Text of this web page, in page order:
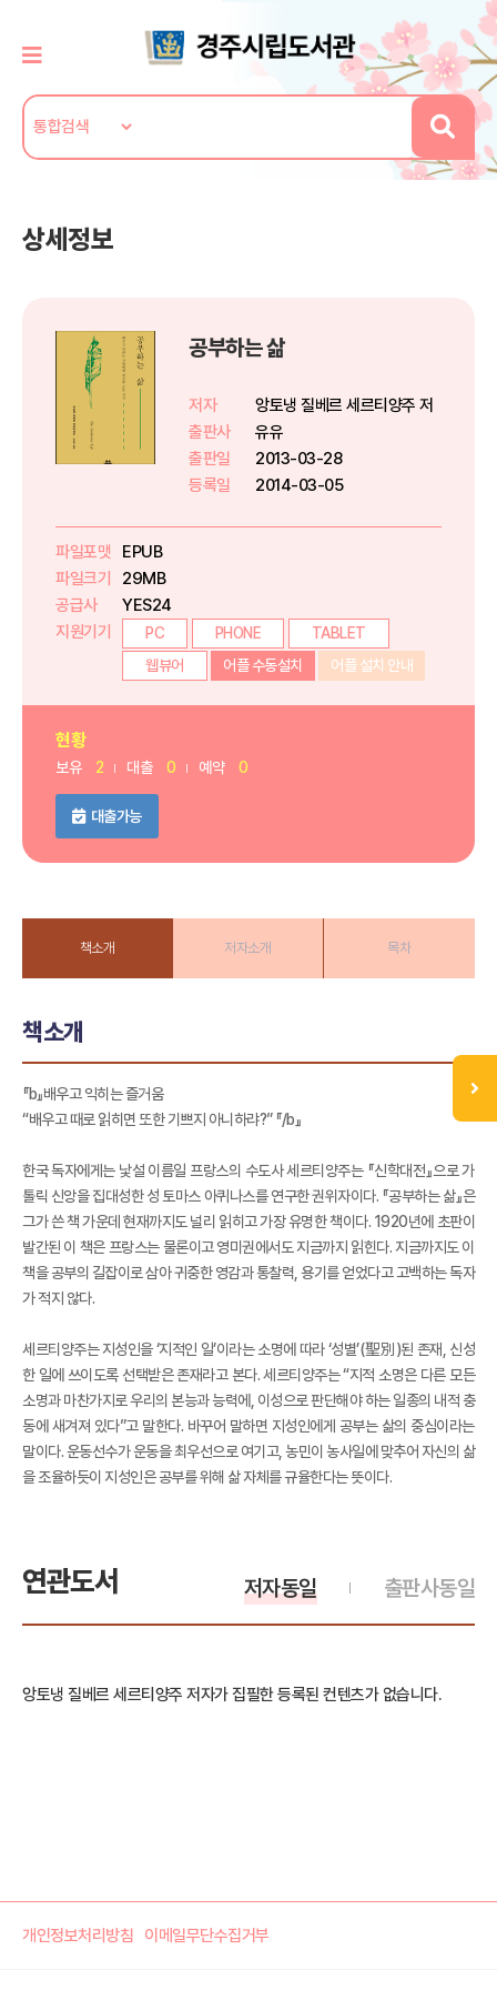
상세정보
공부하는 삶
저자
앙토냉 질베르 세르티양주 저
출판사
유유
출판일
2013-03-28
등록일
2014-03-05
파일포맷
EPUB
파일크기
29MB
공급사
YES24
지원기기
PC PHONE
TABLET
웹뷰어
어플 수동설치 어플 설치 안내
현황
보유 2 대출 0 예약 0
대출가능
책소개 저자소개 목차
책소개
『b』배우고 익히는 즐거움
“배우고 때로 읽히면 또한 기쁘지 아니하랴?” 『/b』
한국 독자에게는 낯설 이름일 프랑스의 수도사 세르티양주는 『신학대전』으로 가
톨릭 신앙을 집대성한 성 토마스 아퀴나스를 연구한 권위자이다. 『공부하는 삶』은
그가 쓴 책 가운데 현재까지도 널리 읽히고 가장 유명한 책이다. 1920년에 초판이
발간된 이 책은 프랑스는 물론이고 영미권에서도 지금까지 읽힌다. 지금까지도 이
책을 공부의 길잡이로 삼아 귀중한 영감과 통찰력, 용기를 얻었다고 고백하는 독자
가 적지 않다.
세르티양주는 지성인을 ‘지적인 일’이라는 소명에 따라 ‘성별’(聖別)된 존재, 신성
한 일에 쓰이도록 선택받은 존재라고 본다. 세르티양주는 “지적 소명은 다른 모든
소명과 마찬가지로 우리의 본능과 능력에, 이성으로 판단해야 하는 일종의 내적 충
동에 새겨져 있다”고 말한다. 바꾸어 말하면 지성인에게 공부는 삶의 중심이라는
말이다. 운동선수가 운동을 최우선으로 여기고, 농민이 농사일에 맞추어 자신의 삶
을 조율하듯이 지성인은 공부를 위해 삶 자체를 규율한다는 뜻이다.
연관도서 출판사동일
저자동일
앙토냉 질베르 세르티양주 저자가 집필한 등록된 컨텐츠가 없습니다.
개인정보처리방침 이메일무단수집거부